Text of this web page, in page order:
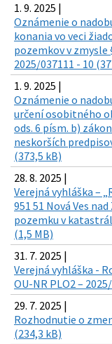
1. 9. 2025 |
Oznámenie o
konania vo veci
pozemkov v zmysle
2025/037111 - 10
1. 9. 2025 |
Oznámenie o
určení osobitného
ods. 6 písm. b)
neskorších
(373,5 kB)
28. 8. 2025 |
Verejná vyhláška –
951 51 Nová Ves
pozemku v
(1,5 MB)
31. 7. 2025 |
Verejná vyhláška -
OU-NR PLO2 –
29. 7. 2025 |
Rozhodnutie o
(234,3 kB)